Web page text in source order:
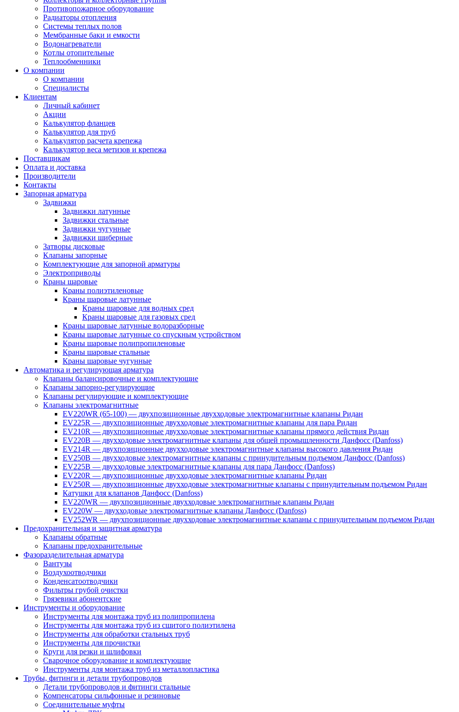
Противопожарное оборудование
Радиаторы отопления
Системы теплых полов
Мембранные баки и емкости
Водонагреватели
Котлы отопительные
Теплообменники
О компании
О компании
Специалисты
Клиентам
Личный кабинет
Акции
Калькулятор фланцев
Калькулятор для труб
Калькулятор расчета крепежа
Калькулятор веса метизов и крепежа
Поставщикам
Оплата и доставка
Производители
Контакты
Запорная арматура
Задвижки
Задвижки латунные
Задвижки стальные
Задвижки чугунные
Задвижки шиберные
Затворы дисковые
Клапаны запорные
Комплектующие для запорной арматуры
Электроприводы
Краны шаровые
Краны полиэтиленовые
Краны шаровые латунные
Краны шаровые для водных сред
Краны шаровые для газовых сред
Краны шаровые латунные водоразборные
Краны шаровые латунные со спускным устройством
Краны шаровые полипропиленовые
Краны шаровые стальные
Краны шаровые чугунные
Автоматика и регулирующая арматура
Клапаны балансировочные и комплектующие
Клапаны запорно-регулирующие
Клапаны регулирующие и комплектующие
Клапаны электромагнитные
EV220WR (65-100) — двухпозиционные двухходовые электромагнитные клапаны Ридан
EV225R — двухпозиционные двухходовые электромагнитные клапаны для пара Ридан
EV210R — двухпозиционные двухходовые электромагнитные клапаны прямого действия Ридан
EV220B — двухходовые электромагнитные клапаны для общей промышленности Данфосс (Danfoss)
EV214R — двухпозиционные двухходовые электромагнитные клапаны высокого давления Ридан
EV250B — двухходовые электромагнитные клапаны с принудительным подъемом Данфосс (Danfoss)
EV225B — двухходовые электромагнитные клапаны для пара Данфосс (Danfoss)
EV220R — двухпозиционные двухходовые электромагнитные клапаны Ридан
EV250R — двухпозиционные двухходовые электромагнитные клапаны с принудительным подъемом Ридан
Катушки для клапанов Данфосс (Danfoss)
EV220WR — двухпозиционные двухходовые электромагнитные клапаны Ридан
EV220W — двухходовые электромагнитные клапаны Данфосс (Danfoss)
EV252WR — двухпозиционные двухходовые электромагнитные клапаны с принудительным подъемом Ридан
Предохранительная и защитная арматура
Клапаны обратные
Клапаны предохранительные
Фазоразделительная арматура
Вантузы
Воздухоотводчики
Конденсатоотводчики
Фильтры грубой очистки
Грязевики абонентские
Инструменты и оборудование
Инструменты для монтажа труб из полипропилена
Инструменты для монтажа труб из сшитого полиэтилена
Инструменты для обработки стальных труб
Инструменты для прочистки
Круги для резки и шлифовки
Сварочное оборудование и комплектующие
Инструменты для монтажа труб из металлопластика
Трубы, фитинги и детали трубопроводов
Детали трубопроводов и фитинги стальные
Компенсаторы сильфонные и резиновые
Соединительные муфты